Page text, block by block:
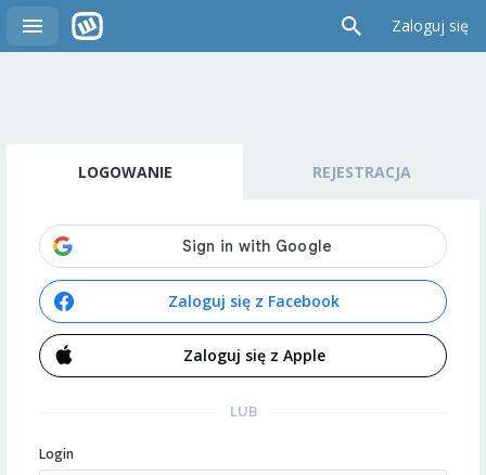
Zaloguj się
LOGOWANIE REJESTRACJA
Zaloguj się z Facebook
Zaloguj się z Apple
LUB
Login